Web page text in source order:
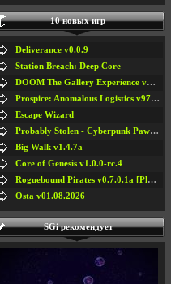
10 новых игр
Deliverance v0.0.9
Station Breach: Deep Core
DOOM The Gallery Experience v1.4.2
Prospice: Anomalous Logistics v97 [Playtest]
Escape Wizard
Probably Stolen - Cyberpunk Pawnshop Simulator v048c [Playtest]
Big Walk v1.4.7a
Core of Genesis v1.0.0-rc.4
Roguebound Pirates v0.7.0.1a [Playtest]
Osta v01.08.2026
SGi рекомендует